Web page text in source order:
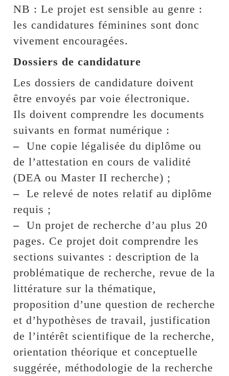
NB : Le projet est sensible au genre :
les candidatures féminines sont donc
vivement encouragées.
Dossiers de candidature
Les dossiers de candidature doivent
être envoyés par voie électronique.
Ils doivent comprendre les documents
suivants en format numérique :
– Une copie légalisée du diplôme ou
de l’attestation en cours de validité
(DEA ou Master II recherche) ;
– Le relevé de notes relatif au diplôme
requis ;
– Un projet de recherche d’au plus 20
pages. Ce projet doit comprendre les
sections suivantes : description de la
problématique de recherche, revue de la
littérature sur la thématique,
proposition d’une question de recherche
et d’hypothèses de travail, justification
de l’intérêt scientifique de la recherche,
orientation théorique et conceptuelle
suggérée, méthodologie de la recherche